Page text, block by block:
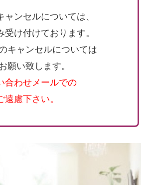
ャンセルについては、
受け付けております。
キャンセルについては
願い致します。
合わせメールでの
慮下さい。